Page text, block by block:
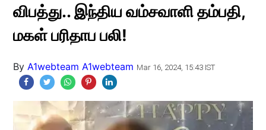
விபத்து.. இந்திய வம்சவாளி தம்பதி,
மகள் பரிதாப பலி!
By A1webteam A1webteam Mar 16, 2024, 15:43 IST